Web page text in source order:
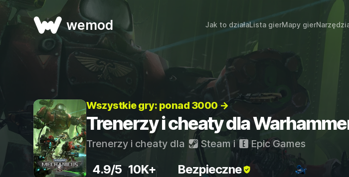
wemod Jak to działaLista gierMapy gier
Wszystkie gry: ponad 3000 →
Trenerzy i cheaty dla
Trenerzy i cheaty dla Steam i Epic Games
4.9/5 10K+ Bezpieczne